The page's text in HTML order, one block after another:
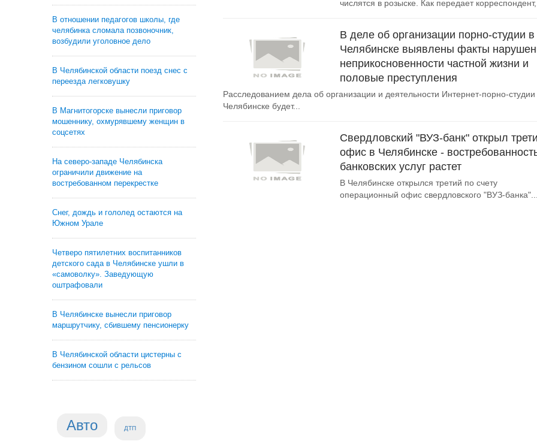
В отношении педагогов школы, где
челябинка сломала позвоночник,
возбудили уголовное дело
В Челябинской области поезд снес с
переезда легковушку
В Магнитогорске вынесли приговор
мошеннику, охмурявшему женщин в
соцсетях
На северо-западе Челябинска
ограничили движение на
востребованном перекрестке
Снег, дождь и гололед остаются на
Южном Урале
Четверо пятилетних воспитанников
детского сада в Челябинске ушли в
«самоволку». Заведующую
оштрафовали
В Челябинске вынесли приговор
маршрутчику, сбившему пенсионерку
В Челябинской области цистерны с
бензином сошли с рельсов
Авто ДТП
числятся в розыске. Как передает
В деле об организации порно-студии в
Челябинске выявлены факты
неприкосновенности частной жизни и
половые преступления
Расследованием дела об организации и деятельности Интернет-порно-студии
Челябинске будет...
Свердловский "ВУЗ-банк" открыл
офис в Челябинске -
банковских услуг растет
В Челябинске открылся третий по счету
операционный офис свердловского "ВУЗ-банка"....